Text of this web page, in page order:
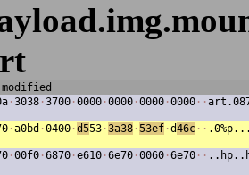
·3038 ·3700 ·0000 ·0000 ·0000 ·0000 · ·
·a0bd ·0400 ·d553 ·3a38 ·53ef ·d46c · ·
·00f0 ·6870 ·e610 ·6e70 ·0060 ·6e70 · ·